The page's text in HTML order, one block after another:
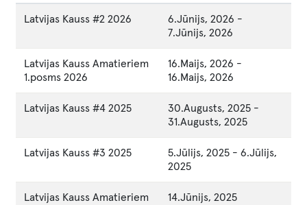
Latvijas Kauss #2 2026 6.Jūnijs, 2026 -
7.Jūnijs, 2026
Latvijas Kauss Amatieriem
1.posms 2026
16.Maijs, 2026 -
16.Maijs, 2026
Latvijas Kauss #4 2025 30.Augusts, 2025 -
31.Augusts, 2025
Latvijas Kauss #3 2025 5.Jūlijs, 2025 - 6.Jūlijs,
2025
Latvijas Kauss Amatieriem
14.Jūnijs, 2025